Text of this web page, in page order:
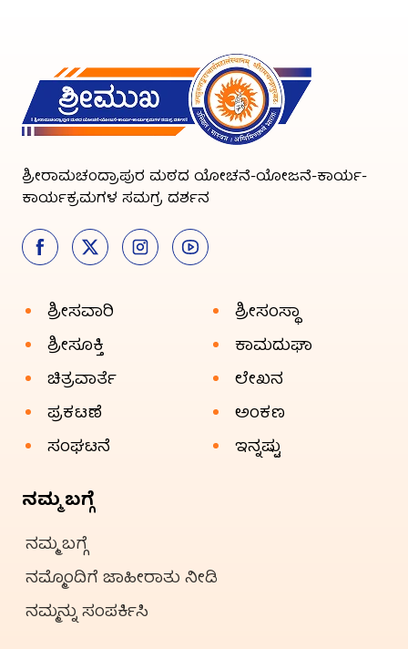
ಶ್ರೀರಾಮಚಂದ್ರಾಪುರ ಮಠದ ಯೋಚನೆ-ಯೋಜನೆ-ಕಾರ್ಯ-
ಕಾರ್ಯಕ್ರಮಗಳ ಸಮಗ್ರ ದರ್ಶನ
ಶ್ರೀಸವಾರಿ
ಶ್ರೀಸಂಸ್ಥಾ
ಶ್ರೀಸೂಕ್ತಿ
ಕಾಮದುಘಾ
ಚಿತ್ರವಾರ್ತೆ
ಲೇಖನ
ಪ್ರಕಟಣೆ
ಅಂಕಣ
ಸಂಘಟನೆ
ಇನ್ನಷ್ಟು
ನಮ್ಮ ಬಗ್ಗೆ
ನಮ್ಮ ಬಗ್ಗೆ
ನಮ್ಮೊಂದಿಗೆ ಜಾಹೀರಾತು ನೀಡಿ
ನಮ್ಮನ್ನು ಸಂಪರ್ಕಿಸಿ